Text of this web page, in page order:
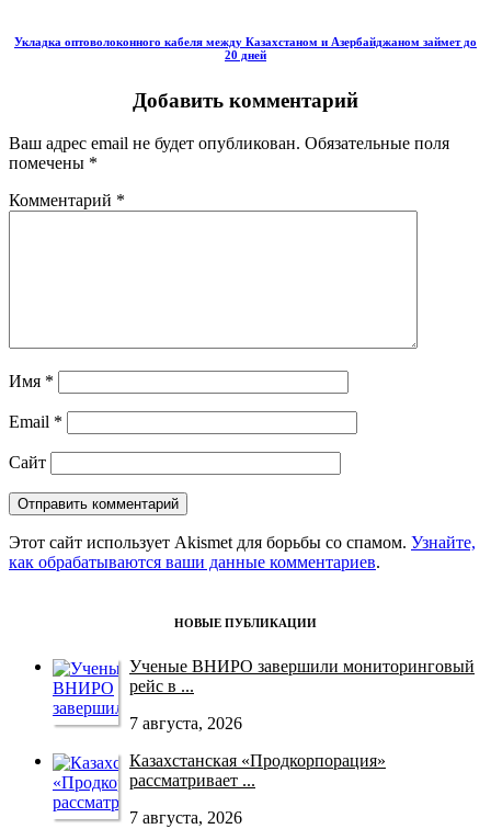
Укладка оптоволоконного кабеля между Казахстаном и Азербайджаном займет до
20 дней
Добавить комментарий
Ваш адрес email не будет опубликован. Обязательные поля
помечены *
Комментарий *
Имя *
Email *
Сайт
Этот сайт использует Akismet для борьбы со спамом. Узнайте,
как обрабатываются ваши данные комментариев.
НОВЫЕ ПУБЛИКАЦИИ
Ученые ВНИРО завершили мониторинговый
рейс в ...
7 августа, 2026
Казахстанская «Продкорпорация»
рассматривает ...
7 августа, 2026